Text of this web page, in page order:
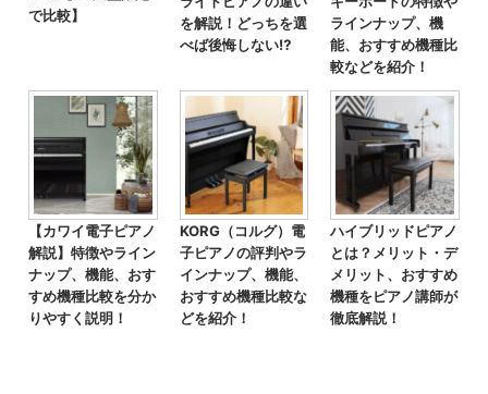
で比較】
を解説！どっちを選
べば後悔しない⁉
ラインナップ、機
能、おすすめ機種比
較などを紹介！
【カワイ電子ピアノ
解説】特徴やライン
ナップ、機能、おす
すめ機種比較を分か
りやすく説明！
KORG（コルグ）電
子ピアノの評判やラ
インナップ、機能、
おすすめ機種比較な
どを紹介！
ハイブリッドピアノ
とは？メリット・デ
メリット、おすすめ
機種をピアノ講師が
徹底解説！